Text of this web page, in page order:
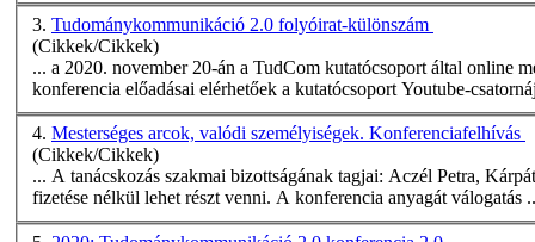
3. Tudománykommunikáció 2.0 folyóirat-különszám
(Cikkek/Cikkek)
... a 2020. november 20-án a TudCom kutatócsoport által online
konferencia előadásai elérhetőek a kutatócsoport Youtube-
4. Mesterséges arcok, valódi személyiségek. Konferenciafelhívás
(Cikkek/Cikkek)
... A tanácskozás szakmai bizottságának tagjai: Aczél Petra,
fizetése nélkül lehet részt venni. A konferencia anyagát válogatás